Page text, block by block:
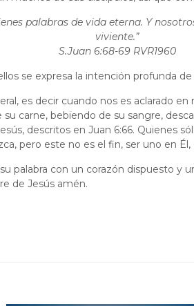
palabras de vida eterna. Y
viviente.”
‭‭S.Juan‬ ‭6:68-69‬ ‭RVR1960‬‬
se expresa la intención profunda de
es decir cuando nos es aclarado
carne, bebiendo de su sangre,
descritos en Juan 6:66. Quienes
pero este no es el fin, ser uno en Él,
palabra con un corazón dispuesto
de Jesús amén.